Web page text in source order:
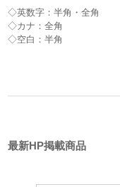
◇英数字：半角・全角
◇カナ：全角
◇空白：半角
最新HP掲載商品